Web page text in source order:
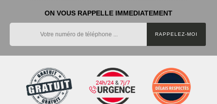
ON VOUS RAPPELLE IMMEDIATEMENT